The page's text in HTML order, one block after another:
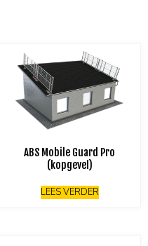
ABS Mobile Guard Pro
(kopgevel)
LEES VERDER